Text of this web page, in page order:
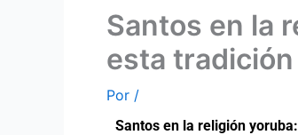
Santos en la
esta
Por /
Santos en la religión